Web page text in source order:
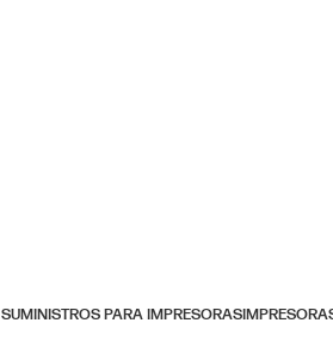
SUMINISTROS PARA IMPRESORAS